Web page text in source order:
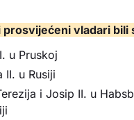
prosvijećeni vladari bili
u Pruskoj
II. u Rusiji
i Josip II. u